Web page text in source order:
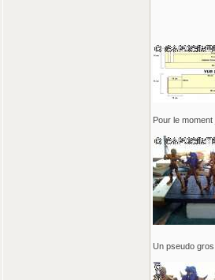
Pour le
Un pseudo